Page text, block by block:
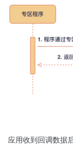
应用收到回调数据